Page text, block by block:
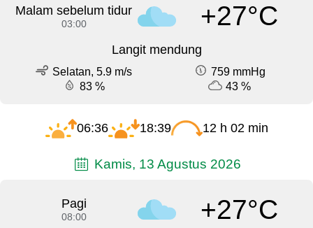
Malam sebelum tidur
03:00 +27°C
Langit mendung
Selatan, 5.9 m/s
759 mmHg
83 %
43 %
06:36 18:39 12 h 02 min
Kamis, 13 Agustus 2026
Pagi
08:00 +27°C